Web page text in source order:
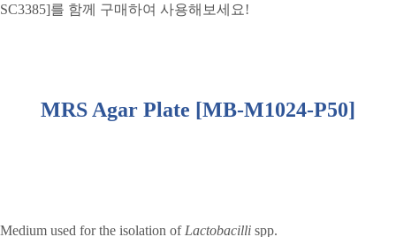
SC3385]를 함께 구매하여 사용해보세요!
MRS Agar Plate [MB-M1024-P50]
Medium used for the isolation of Lactobacilli spp.